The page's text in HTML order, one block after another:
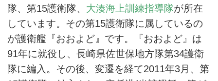
隊、第15護衛隊、 大湊海上訓練指導隊が所在
しています。その第15護衛隊に属しているの
が護衛艦『おおよど』です。『おおよど』は
91年に就役し、長崎県佐世保地方隊第34護衛
隊に編入。その後、変遷を経て2011年3月、第